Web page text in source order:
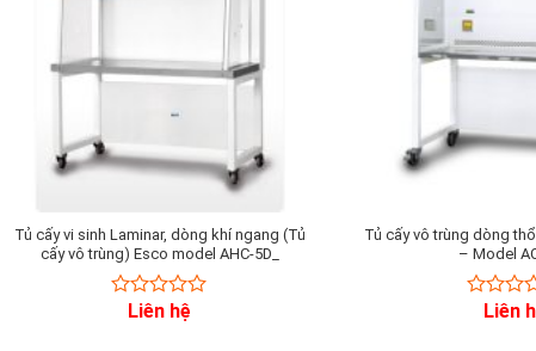
Tủ cấy vi sinh Laminar, dòng khí ngang (Tủ
cấy vô trùng) Esco model AHC-5D_
Liên hệ
Tủ cấy vô trùng dòng
– Model
Liên